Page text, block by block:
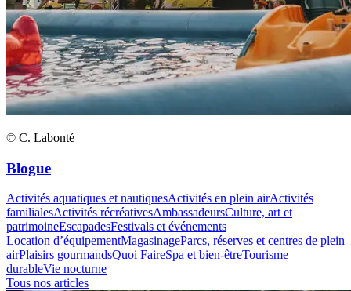
© C. Labonté
Blogue
Activités aquatiques et nautiquesActivités en plein airActivités
familialesActivités récréativesAmbassadeursCulture, art et
patrimoineEscapadesFestivals et événements
Location d’équipementMagasinageParcs, réserves et centres de plein
airPlaisirs gourmandsQuoi FaireSpa et bien-êtreTourisme
durableVie nocturne
Tous nos articles